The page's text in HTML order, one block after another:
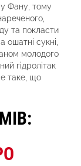
Фану, тому
та покласти
ошатні сукні,
молодого
гідролітак
таке, що